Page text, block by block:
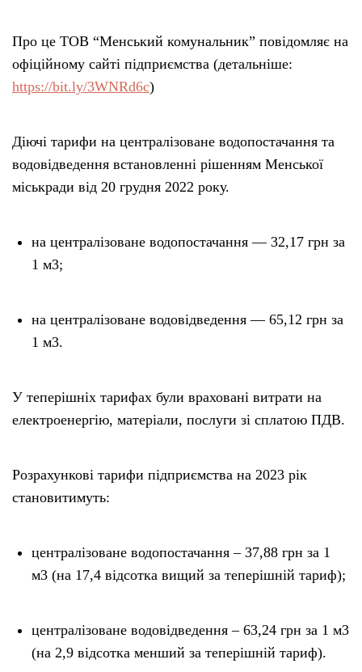
Про це ТОВ “Менський комунальник” повідомляє на
офіційному сайті підприємства (детальніше:
https://bit.ly/3WNRd6c)
Діючі тарифи на централізоване водопостачання та
водовідведення встановленні рішенням Менської
міськради від 20 грудня 2022 року.
на централізоване водопостачання — 32,17 грн за
1 м3;
на централізоване водовідведення — 65,12 грн за
1 м3.
У теперішніх тарифах були враховані витрати на
електроенергію, матеріали, послуги зі сплатою ПДВ.
Розрахункові тарифи підприємства на 2023 рік
становитимуть:
централізоване водопостачання – 37,88 грн за 1
м3 (на 17,4 відсотка вищий за теперішній тариф);
централізоване водовідведення – 63,24 грн за 1 м3
(на 2,9 відсотка менший за теперішній тариф).